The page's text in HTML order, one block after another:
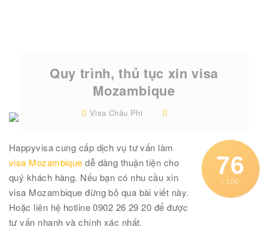
Quy trình, thủ tục xin visa
Mozambique
Visa Châu Phi
76
/ 100
Happyvisa cung cấp dịch vụ tư vấn làm
visa Mozambique dễ dàng thuận tiện cho
quý khách hàng. Nếu bạn có nhu cầu xin
visa Mozambique đừng bỏ qua bài viết này.
Hoặc liên hệ hotline 0902 26 29 20 để được
tư vấn nhanh và chính xác nhất.